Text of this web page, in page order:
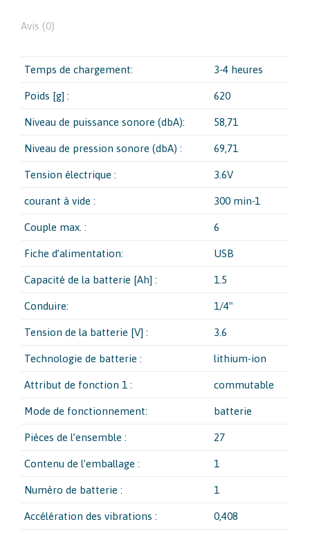
Avis (0)
Temps de chargement: 3-4 heures
Poids [g] : 620
Niveau de puissance sonore (dbA): 58,71
Niveau de pression sonore (dbA) : 69,71
Tension électrique : 3.6V
courant à vide : 300 min-1
Couple max. : 6
Fiche d’alimentation: USB
Capacité de la batterie [Ah] : 1.5
Conduire: 1/4″
Tension de la batterie [V] : 3.6
Technologie de batterie : lithium-ion
Attribut de fonction 1 : commutable
Mode de fonctionnement: batterie
Pièces de l’ensemble : 27
Contenu de l’emballage : 1
Numéro de batterie : 1
Accélération des vibrations : 0,408